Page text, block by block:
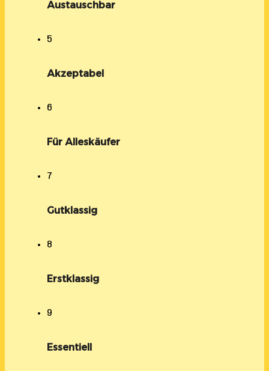
Austauschbar
5
Akzeptabel
6
Für Alleskäufer
7
Gutklassig
8
Erstklassig
9
Essentiell